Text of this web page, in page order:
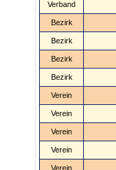
Verband
Bezirk
Bezirk
Bezirk
Bezirk
Verein
Verein
Verein
Verein
Verein